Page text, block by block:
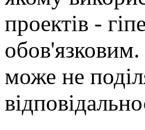
проектів -
обов'язковим.
може не